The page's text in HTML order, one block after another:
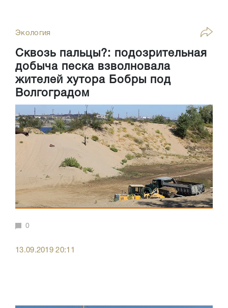
Экология
Сквозь пальцы?: подозрительная
добыча песка взволновала
жителей хутора Бобры под
Волгоградом
0
13.09.2019 20:11